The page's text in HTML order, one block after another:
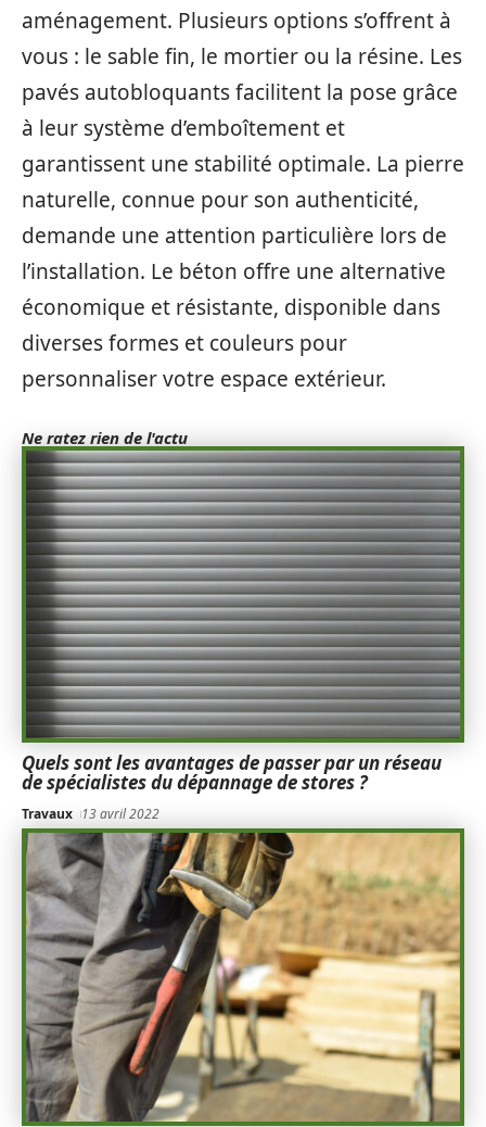
aménagement. Plusieurs options s’offrent à
vous : le sable fin, le mortier ou la résine. Les
pavés autobloquants facilitent la pose grâce
à leur système d’emboîtement et
garantissent une stabilité optimale. La pierre
naturelle, connue pour son authenticité,
demande une attention particulière lors de
l’installation. Le béton offre une alternative
économique et résistante, disponible dans
diverses formes et couleurs pour
personnaliser votre espace extérieur.
Ne ratez rien de l'actu
Quels sont les avantages de passer par un réseau
de spécialistes du dépannage de stores ?
Travaux 13 avril 2022